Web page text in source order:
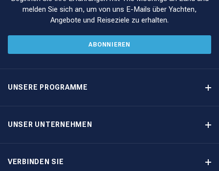
melden Sie sich an, um von uns E-Mails über Yachten,
Angebote und Reiseziele zu erhalten.
ABONNIEREN
UNSERE PROGRAMME
UNSER UNTERNEHMEN
VERBINDEN SIE